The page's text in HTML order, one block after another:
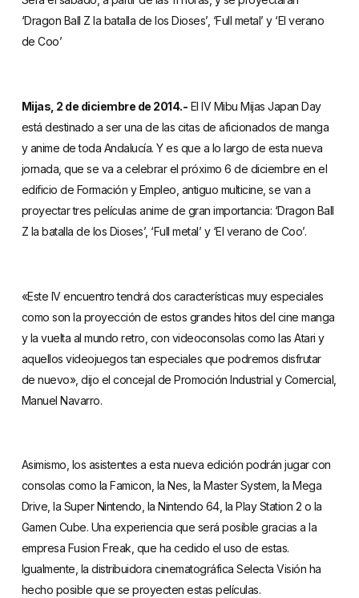
‘Dragon Ball Z la batalla de los Dioses’, ‘Full metal’ y ‘El verano
de Coo’
Mijas, 2 de diciembre de 2014.- El IV Mibu Mijas Japan Day
está destinado a ser una de las citas de aficionados de manga
y anime de toda Andalucía. Y es que a lo largo de esta nueva
jornada, que se va a celebrar el próximo 6 de diciembre en el
edificio de Formación y Empleo, antiguo multicine, se van a
proyectar tres películas anime de gran importancia: ‘Dragon Ball
Z la batalla de los Dioses’, ‘Full metal’ y ‘El verano de Coo’.
«Este IV encuentro tendrá dos características muy especiales
como son la proyección de estos grandes hitos del cine manga
y la vuelta al mundo retro, con videoconsolas como las Atari y
aquellos videojuegos tan especiales que podremos disfrutar
de nuevo», dijo el concejal de Promoción Industrial y Comercial,
Manuel Navarro.
Asimismo, los asistentes a esta nueva edición podrán jugar con
consolas como la Famicon, la Nes, la Master System, la Mega
Drive, la Super Nintendo, la Nintendo 64, la Play Station 2 o la
Gamen Cube. Una experiencia que será posible gracias a la
empresa Fusion Freak, que ha cedido el uso de estas.
Igualmente, la distribuidora cinematográfica Selecta Visión ha
hecho posible que se proyecten estas películas.